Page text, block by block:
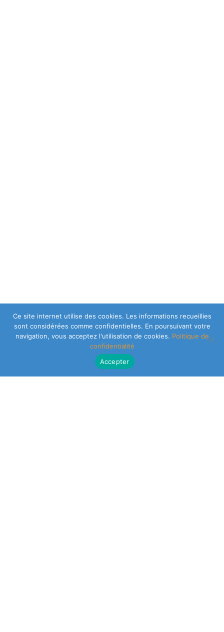
Ce site internet utilise des cookies. Les informations recueillies
sont considérées comme confidentielles. En poursuivant votre
navigation, vous acceptez l'utilisation de cookies. Politique de
confidentialité
Accepter